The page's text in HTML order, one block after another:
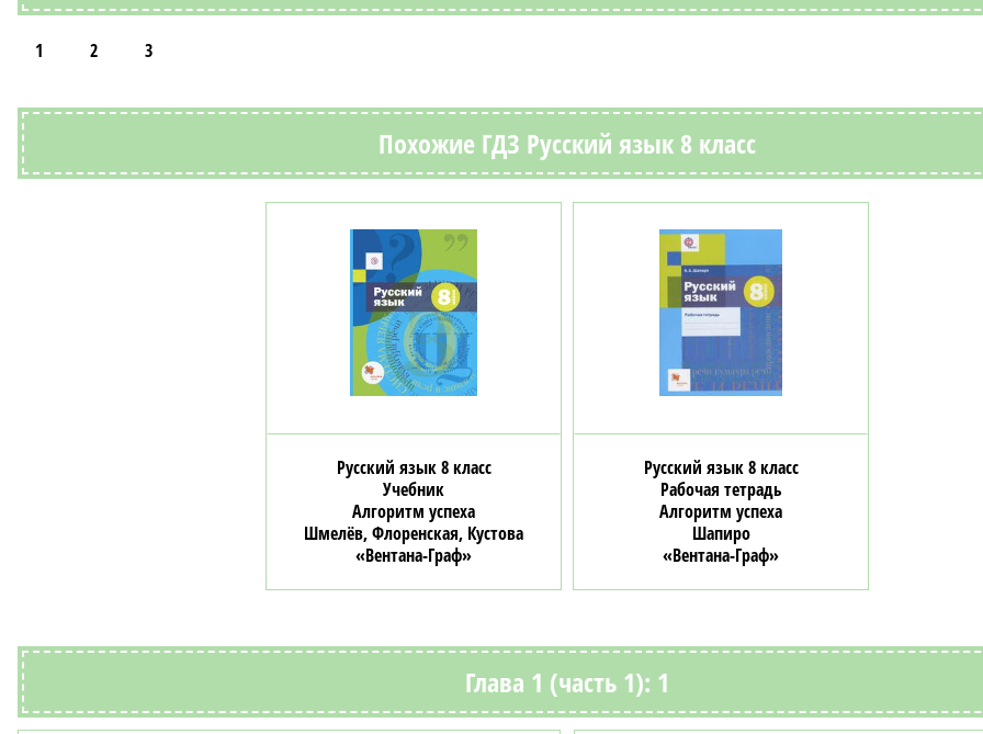
1 2 3
Похожие ГДЗ Русский язык 8 класс
Русский язык 8 класс
Учебник
Алгоритм успеха
Шмелёв, Флоренская, Кустова
«Вентана-Граф»
Русский язык 8 класс
Рабочая тетрадь
Алгоритм успеха
Шапиро
«Вентана-Граф»
Глава 1 (часть 1): 1